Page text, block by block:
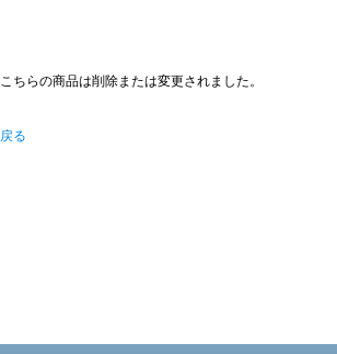
こちらの商品は削除または変更されました。
戻る